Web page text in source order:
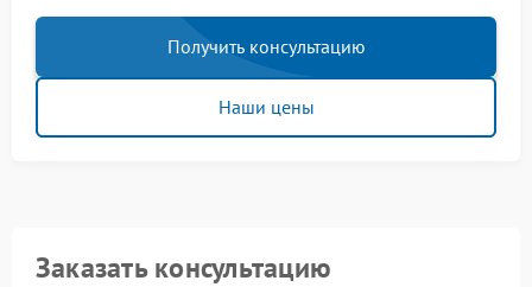
Получить консультацию
Наши цены
Заказать консультацию